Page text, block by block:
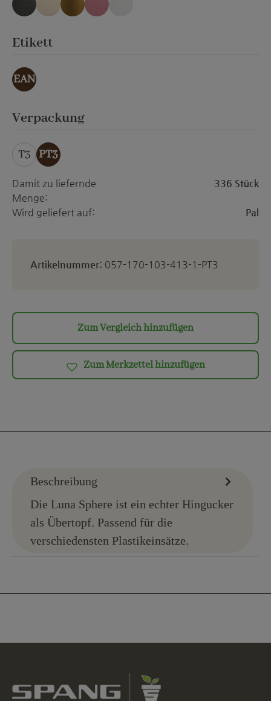
anthrazit Emery
creme Emery
gold-effektorchid Emery
Etikettauswählen
EAN
Verpackungauswählen
T3 PT3
Damit zu liefernde
Menge:
336 Stück
Wird geliefert auf: Pal
Artikelnummer: 057-170-103-413-1-PT3
Zum Vergleich hinzufügen
Zum Merkzettel hinzufügen
Beschreibung
Die Luna Sphere ist ein echter Hingucker
als Übertopf. Passend für die
verschiedensten Plastikeinsätze.